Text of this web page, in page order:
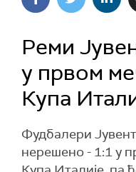
Реми
у првом
Купа
Фудбалери
нерешено - 1:1 у